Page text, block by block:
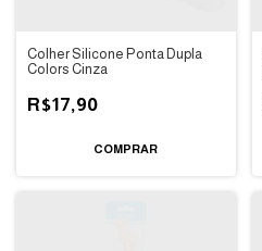
Colher Silicone Ponta Dupla
Colors Cinza
R$17,90